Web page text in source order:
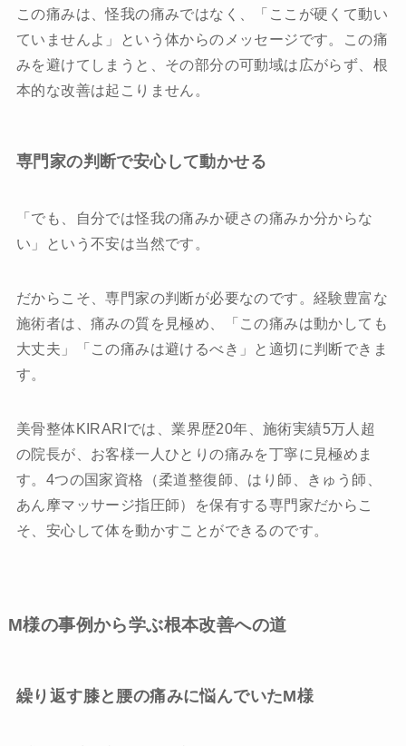
この痛みは、怪我の痛みではなく、「ここが硬くて動い
ていませんよ」という体からのメッセージです。この痛
みを避けてしまうと、その部分の可動域は広がらず、根
本的な改善は起こりません。
専門家の判断で安心して動かせる
「でも、自分では怪我の痛みか硬さの痛みか分からな
い」という不安は当然です。
だからこそ、専門家の判断が必要なのです。経験豊富な
施術者は、痛みの質を見極め、「この痛みは動かしても
大丈夫」「この痛みは避けるべき」と適切に判断できま
す。
美骨整体KIRARIでは、業界歴20年、施術実績5万人超
の院長が、お客様一人ひとりの痛みを丁寧に見極めま
す。4つの国家資格（柔道整復師、はり師、きゅう師、
あん摩マッサージ指圧師）を保有する専門家だからこ
そ、安心して体を動かすことができるのです。
M様の事例から学ぶ根本改善への道
繰り返す膝と腰の痛みに悩んでいたM様